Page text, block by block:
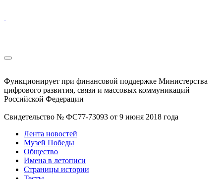
Функционирует при финансовой поддержке Министерства
цифрового развития, связи и массовых коммуникаций
Российской Федерации
Свидетельство № ФС77-73093 от 9 июня 2018 года
Лента новостей
Музей Победы
Общество
Имена в летописи
Страницы истории